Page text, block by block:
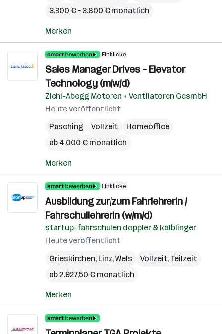
3.300 € – 3.800 € monatlich
Merken
Einblicke
Sales Manager Drives – Elevator
Technology (m/w/d)
Ziehl-Abegg Motoren + Ventilatoren GesmbH
Heute veröffentlicht
Pasching
Vollzeit
Homeoffice
ab 4.000 € monatlich
Merken
Einblicke
Ausbildung zur/zum FahrlehrerIn /
FahrschullehrerIn (w/m/d)
startup-fahrschulen doppler & kölblinger
Heute veröffentlicht
Grieskirchen, Linz,Wels
Vollzeit, Teilzeit
ab 2.927,50 € monatlich
Merken